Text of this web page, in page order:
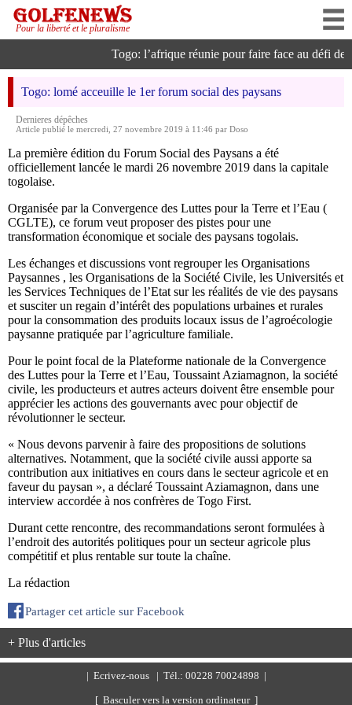
Pour la liberté et le pluralisme
Togo: l’afrique réunie pour faire face au défi de
Togo: lomé acceuille le 1er forum social des paysans
Dernieres dépêches
Article publié le mercredi, 27 novembre 2019 à 11:46 par Doso
La première édition du Forum Social des Paysans a été
officiellement lancée le mardi 26 novembre 2019 dans la capitale
togolaise.
Organisée par la Convergence des Luttes pour la Terre et l’Eau (
CGLTE), ce forum veut proposer des pistes pour une
transformation économique et sociale des paysans togolais.
Les échanges et discussions vont regrouper les Organisations
Paysannes , les Organisations de la Société Civile, les Universités et
les Services Techniques de l’Etat sur les réalités de vie des paysans
et susciter un regain d’intérêt des populations urbaines et rurales
pour la consommation des produits locaux issus de l’agroécologie
paysanne pratiquée par l’agriculture familiale.
Pour le point focal de la Plateforme nationale de la Convergence
des Luttes pour la Terre et l’Eau, Toussaint Aziamagnon, la société
civile, les producteurs et autres acteurs doivent être ensemble pour
apprécier les actions des gouvernants avec pour objectif de
révolutionner le secteur.
« Nous devons parvenir à faire des propositions de solutions
alternatives. Notamment, que la société civile aussi apporte sa
contribution aux initiatives en cours dans le secteur agricole et en
faveur du paysan », a déclaré Toussaint Aziamagnon, dans une
interview accordée à nos confrères de Togo First.
Durant cette rencontre, des recommandations seront formulées à
l’endroit des autorités politiques pour un secteur agricole plus
compétitif et plus rentable sur toute la chaîne.
La rédaction
Partager cet article sur Facebook
+ Plus d'articles
Ecrivez-nous | Tél.: 00228 70024898 |
[ Basculer vers la version ordinateur ]